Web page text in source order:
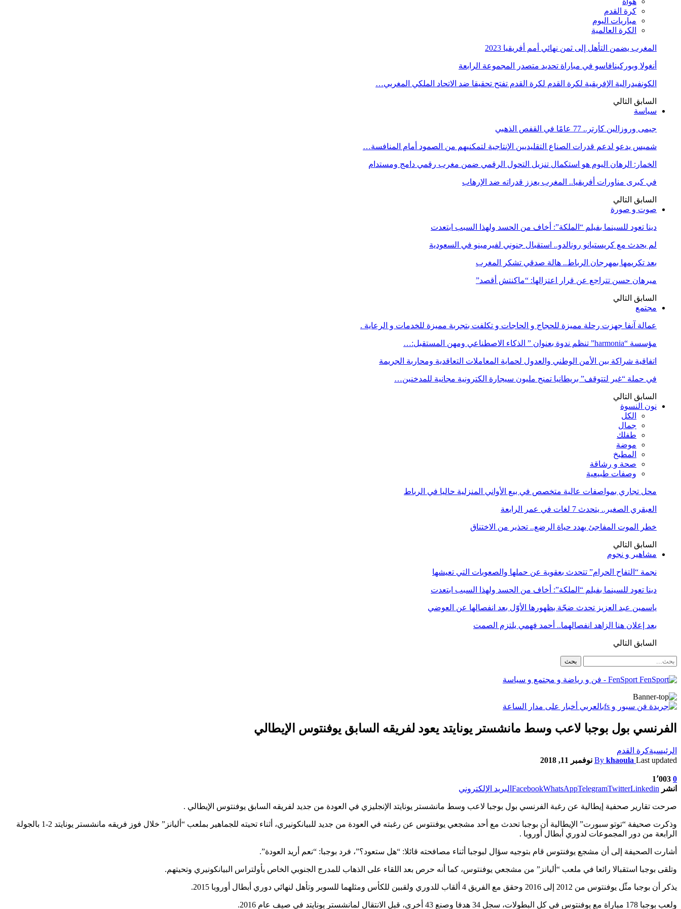
كرة القدم
مباريات اليوم
الكرة العالمية
المغرب يضمن التأهل إلى ثمن نهائي أمم أفريقيا 2023
أنغولا وبوركينافاسو في مباراة تحديد متصدر المجموعة الرابعة
الكونفيدرالية الإفريقية لكرة القدم لكرة القدم تفتح تحقيقا ضد الاتحاد الملكي المغربي…
السابق التالي
سياسة
جيمى وروزالين كارتر.. 77 عامًا في القفص الذهبي
شميس يدعو لدعم قدرات الصناع التقليديين الإنتاجية لتمكنيهم من الصمود أمام المنافسة…
الخمار: الرهان اليوم هو استكمال تنزيل التحول الرقمي ضمن مغرب رقمي دامج ومستدام
في كبرى مناورات أفريقيا.. المغرب يعزز قدراته ضد الإرهاب
السابق التالي
صوت و صورة
دينا تعود للسينما بفيلم “الملكة”: أخاف من الحسد ولهذا السبب ابتعدت
لم يحدث مع كريستيانو رونالدو.. استقبال جنوني لفيرمينو في السعودية
بعد تكريمها بمهرجان الرباط.. هالة صدقي تشكر المغرب
ميرهان حسن تتراجع عن قرار اعتزالها: “ماكنتش أقصد”
السابق التالي
مجتمع
عمالة آنفا جهزت رحلة مميزة للحجاج و الحاجات و تكلفت بتجربة مميزة للخدمات و الرعاية .
مؤسسة “harmonia” تنظم ندوة بعنوان ” الذكاء الاصطناعي ومهن المستقبل:…
اتفاقية شراكة بين الأمن الوطني والعدول لحماية المعاملات التعاقدية ومحاربة الجريمة
في حملة “غير لتتوقف” بريطانيا تمنح مليون سيجارة الكترونية مجانية للمدخنين…
السابق التالي
نون النسوة
الكل
جمال
طفلك
موضة
المطبخ
صحة و رشاقة
وصفات طبيعية
محل تجاري بمواصفات عالية متخصص في بيع الأواني المنزلية حاليا في الرباط
العبقري الصغير.. يتحدث 7 لغات في عمر الرابعة
خطر الموت المفاجئ يهدد حياة الرضع.. تحذير من الاختناق
السابق التالي
مشاهير و نجوم
نجمة “التفاح الحرام” تتحدث بعقوية عن حملها والصعوبات التي تعيشها
دينا تعود للسينما بفيلم “الملكة”: أخاف من الحسد ولهذا السبب ابتعدت
ياسمين عبد العزيز تحدث ضجّة بظهورها الأوّل بعد انفصالها عن العوضي
بعد إعلان هنا الزاهد انفصالهما.. أحمد فهمي يلتزم الصمت
السابق التالي
FenSport - فن و رياضة و مجتمع و سياسة
الفرنسي بول بوجبا لاعب وسط مانشستر يونايتد يعود لفريقه السابق يوفنتوس الإيطالي
الرئيسيةكرة القدم
By khaoula Last updated نوفمبر 11, 2018
0 1٬003
انشر
FacebookWhatsAppTelegramTwitterLinkedin البريد الإلكتروني
صرحت تقارير صحفية إيطالية عن رغبة الفرنسي بول بوجبا لاعب وسط مانشستر يونايتد الإنجليزي في العودة من جديد لفريقه السابق يوفنتوس الإيطالي .
وذكرت صحيفة “توتو سبورت” الإيطالية أن بوجبا تحدث مع أحد مشجعي يوفنتوس عن رغبته في العودة من جديد للبيانكونيري، أثناء تحيته للجماهير بملعب “أليانز” خلال فوز فريقه مانشستر يونايتد 2-1 بالجولة
الرابعة من دور المجموعات لدوري أبطال أوروبا .
أشارت الصحيفة إلى أن مشجع يوفنتوس قام بتوجيه سؤال لبوجبا أثناء مصافحته قائلا: “هل ستعود؟”، فرد بوجبا: “نعم أريد العودة”.
وتلقى بوجبا استقبالا رائعا في ملعب “أليانز” من مشجعي يوفنتوس، كما أنه حرص بعد اللقاء على الذهاب للمدرج الجنوبي الخاص بأولتراس البيانكونيري وتحيتهم.
يذكر أن بوجبا مثّل يوفنتوس من 2012 إلى 2016 وحقق مع الفريق 4 ألقاب للدوري ولقبين للكأس ومثلهما للسوبر وتأهل لنهائي دوري أبطال أوروبا 2015.
ولعب بوجبا 178 مباراة مع يوفنتوس في كل البطولات، سجل 34 هدفا وصنع 43 أخرى، قبل الانتقال لمانشستر يونايتد في صيف عام 2016.